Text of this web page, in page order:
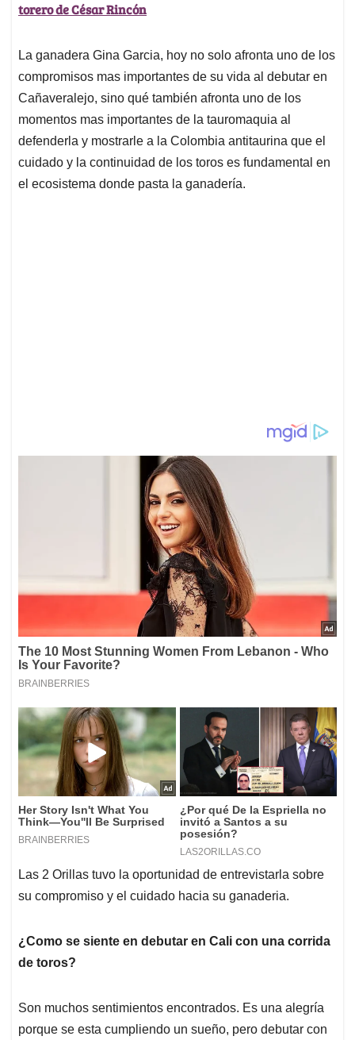
torero de César Rincón
La ganadera Gina Garcia, hoy no solo afronta uno de los
compromisos mas importantes de su vida al debutar en
Cañaveralejo, sino qué también afronta uno de los
momentos mas importantes de la tauromaquia al
defenderla y mostrarle a la Colombia antitaurina que el
cuidado y la continuidad de los toros es fundamental en
el ecosistema donde pasta la ganadería.
Las 2 Orillas tuvo la oportunidad de entrevistarla sobre
su compromiso y el cuidado hacia su ganaderia.
¿Como se siente en debutar en Cali con una corrida
de toros?
Son muchos sentimientos encontrados. Es una alegría
porque se esta cumpliendo un sueño, pero debutar con